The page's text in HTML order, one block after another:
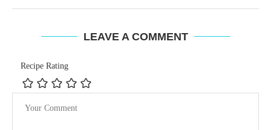
LEAVE A COMMENT
Recipe Rating